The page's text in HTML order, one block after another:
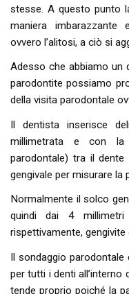
stesse. A questo punto
maniera
ovvero l’alitosi, a ciò si
Adesso che abbiamo un
parodontite possiamo
della visita parodontale
Il dentista inserisce
millimetrata e con la
parodontale) tra il
gengivale per misurare la
Normalmente il solco
quindi dai 4
rispettivamente,
Il sondaggio
per tutti i denti all’interno
tende proprio poiché la